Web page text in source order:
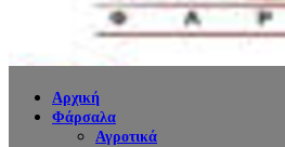
Αρχική
Φάρσαλα
Αγροτικά